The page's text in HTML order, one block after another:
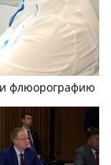
флюорографию